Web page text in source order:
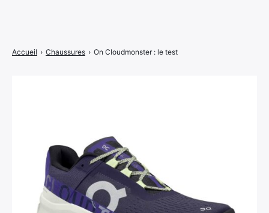
Accueil › Chaussures › On Cloudmonster : le test